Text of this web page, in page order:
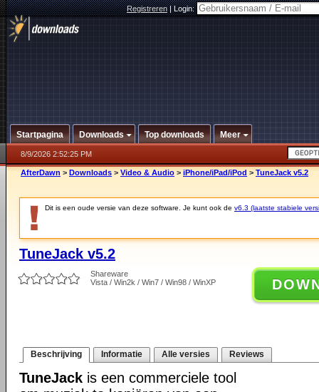
Registreren|Login:
Startpagina Downloads Top downloads Meer
8/9/2026 2:52:25 PM
AfterDawn > Downloads > Video & Audio > iPhone/iPad/iPod > TuneJack v5.2
Dit is een oude versie van deze software. Je kunt ook de v6.3 (laatste stabiele
TuneJack v5.2
Shareware
Vista / Win2k / Win7 / Win98 / WinXP
Beschrijving Informatie Alle versies Reviews
TuneJack is een commerciele tool